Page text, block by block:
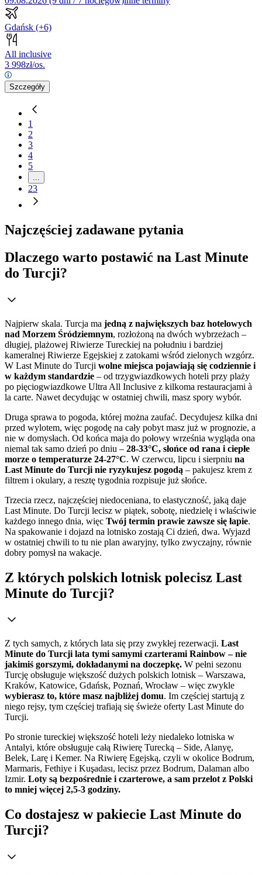
Gdańsk (+6)
All inclusive
3 998zł/os.
Szczegóły
1
2
3
4
5
23
Najczęściej zadawane pytania
Dlaczego warto postawić na Last Minute
do Turcji?
Najpierw skala. Turcja ma jedną z największych baz hotelowych
nad Morzem Śródziemnym, rozłożoną na dwóch wybrzeżach –
długiej, plażowej Riwierze Tureckiej na południu i bardziej
kameralnej Riwierze Egejskiej z zatokami wśród zielonych wzgórz.
W Last Minute do Turcji wolne miejsca pojawiają się codziennie i
w każdym standardzie – od trzygwiazdkowych hoteli przy plaży
po pięciogwiazdkowe Ultra All Inclusive z kilkoma restauracjami à
la carte. Nawet decydując w ostatniej chwili, masz spory wybór.
Druga sprawa to pogoda, której można zaufać. Decydujesz kilka dni
przed wylotem, więc pogodę na cały pobyt masz już w prognozie, a
nie w domysłach. Od końca maja do połowy września wygląda ona
niemal tak samo dzień po dniu – 28-33°C, słońce od rana i ciepłe
morze o temperaturze 24-27°C. W czerwcu, lipcu i sierpniu na
Last Minute do Turcji nie ryzykujesz pogodą – pakujesz krem z
filtrem i okulary, a resztę tygodnia rozpisuje już słońce.
Trzecia rzecz, najczęściej niedoceniana, to elastyczność, jaką daje
Last Minute. Do Turcji lecisz w piątek, sobotę, niedzielę i właściwie
każdego innego dnia, więc Twój termin prawie zawsze się łapie.
Na spakowanie i dojazd na lotnisko zostają Ci dzień, dwa. Wyjazd
w ostatniej chwili to tu nie plan awaryjny, tylko zwyczajny, równie
dobry pomysł na wakacje.
Z których polskich lotnisk polecisz Last
Minute do Turcji?
Z tych samych, z których lata się przy zwykłej rezerwacji. Last
Minute do Turcji lata tymi samymi czarterami Rainbow – nie
jakimiś gorszymi, dokładanymi na doczepkę. W pełni sezonu
Turcję obsługuje większość dużych polskich lotnisk – Warszawa,
Kraków, Katowice, Gdańsk, Poznań, Wrocław – więc zwykle
wybierasz to, które masz najbliżej domu. Im częściej startują z
niego rejsy, tym częściej trafiają się świeże oferty Last Minute do
Turcji.
Po stronie tureckiej większość hoteli leży niedaleko lotniska w
Antalyi, które obsługuje całą Riwierę Turecką – Side, Alanyę,
Belek, Larę i Kemer. Na Riwierę Egejską, czyli w okolice Bodrum,
Marmaris, Fethiye i Kuşadası, lecisz przez Bodrum, Dalaman albo
Izmir. Loty są bezpośrednie i czarterowe, a sam przelot z Polski
to mniej więcej 2,5-3 godziny.
Co dostajesz w pakiecie Last Minute do
Turcji?